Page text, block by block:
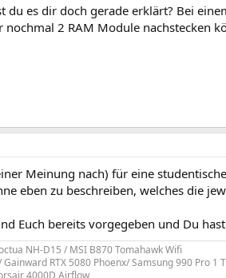
du es dir doch gerade erklärt? Bei
nochmal 2 RAM Module nachstecken
Meinung nach) für eine
eben zu beschreiben, welches die
Euch bereits vorgegeben und Du
NH-D15 / MSI B870 Tomahawk Wifi
RTX 5080 Phoenx/ Samsung 990 Pro 1
4000D Airflow